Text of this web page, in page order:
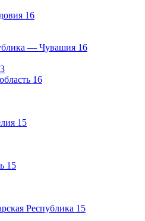
16
— Чувашия 16
3
16
15
15
Республика 15